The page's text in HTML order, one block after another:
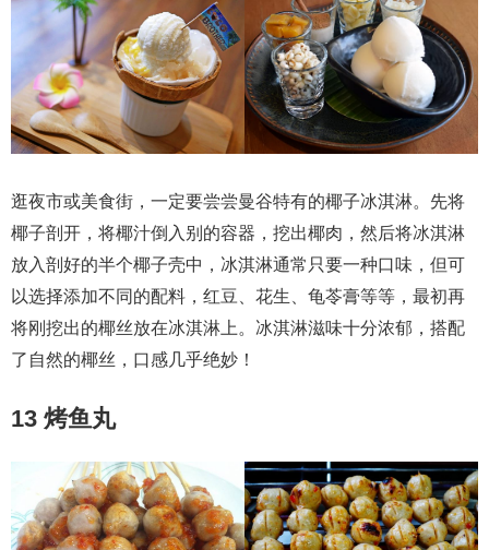
逛夜市或美食街，一定要尝尝曼谷特有的椰子冰淇淋。先将
椰子剖开，将椰汁倒入别的容器，挖出椰肉，然后将冰淇淋
放入剖好的半个椰子壳中，冰淇淋通常只要一种口味，但可
以选择添加不同的配料，红豆、花生、龟苓膏等等，最初再
将刚挖出的椰丝放在冰淇淋上。冰淇淋滋味十分浓郁，搭配
了自然的椰丝，口感几乎绝妙！
13 烤鱼丸